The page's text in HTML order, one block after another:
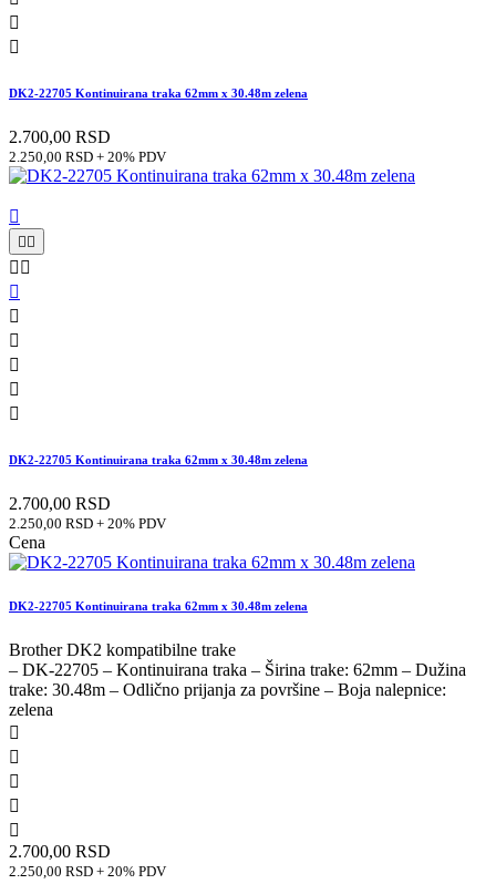


DK2-22705 Kontinuirana traka 62mm x 30.48m zelena
2.700,00 RSD
2.250,00 RSD + 20% PDV


 






DK2-22705 Kontinuirana traka 62mm x 30.48m zelena
2.700,00 RSD
2.250,00 RSD + 20% PDV
Cena
DK2-22705 Kontinuirana traka 62mm x 30.48m zelena
Brother DK2 kompatibilne trake
– DK-22705 – Kontinuirana traka – Širina trake: 62mm – Dužina
trake: 30.48m – Odlično prijanja za površine – Boja nalepnice:
zelena





2.700,00 RSD
2.250,00 RSD + 20% PDV